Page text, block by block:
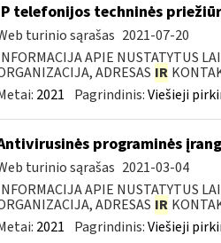
telefonijos techninės
turinio sąrašas 2021-07-20
APIE NUSTATYTUS
ADRESAS IR
2021 Pagrindinis:Viešieji
programinės
turinio sąrašas 2021-03-04
APIE NUSTATYTUS
ADRESAS IR
2021 Pagrindinis:Viešieji